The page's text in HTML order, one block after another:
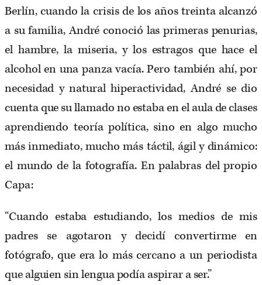
Berlín, cuando la crisis de los años treinta alcanzó
a su familia, André conoció las primeras penurias,
el hambre, la miseria, y los estragos que hace el
alcohol en una panza vacía. Pero también ahí, por
necesidad y natural hiperactividad, André se dio
cuenta que su llamado no estaba en el aula de clases
aprendiendo teoría política, sino en algo mucho
más inmediato, mucho más táctil, ágil y dinámico:
el mundo de la fotografía. En palabras del propio
Capa:
“Cuando estaba estudiando, los medios de mis
padres se agotaron y decidí convertirme en
fotógrafo, que era lo más cercano a un periodista
que alguien sin lengua podía aspirar a ser.”